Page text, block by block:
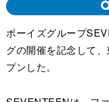
ボーイズグループ
グの開催を記念して
プンした。